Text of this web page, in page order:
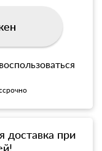
доставка при